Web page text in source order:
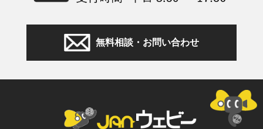
無料相談・お問い合わせ